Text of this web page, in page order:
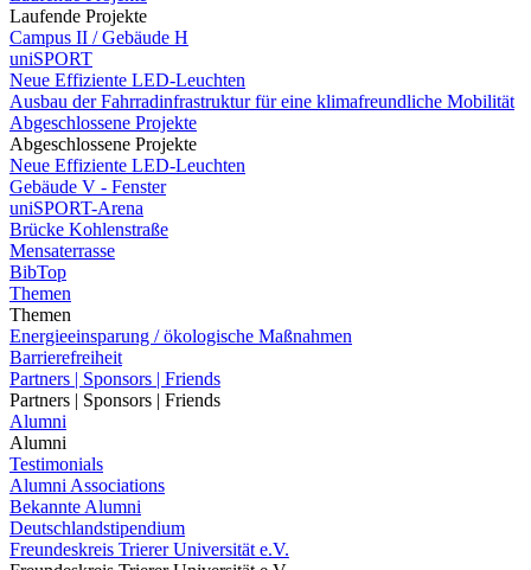
Laufende Projekte
Campus II / Gebäude H
uniSPORT
Neue Effiziente LED-Leuchten
Ausbau der Fahrradinfrastruktur für eine klimafreundliche Mobilität
Abgeschlossene Projekte
Abgeschlossene Projekte
Neue Effiziente LED-Leuchten
Gebäude V - Fenster
uniSPORT-Arena
Brücke Kohlenstraße
Mensaterrasse
BibTop
Themen
Themen
Energieeinsparung / ökologische Maßnahmen
Barrierefreiheit
Partners | Sponsors | Friends
Partners | Sponsors | Friends
Alumni
Alumni
Testimonials
Alumni Associations
Bekannte Alumni
Deutschlandstipendium
Freundeskreis Trierer Universität e.V.